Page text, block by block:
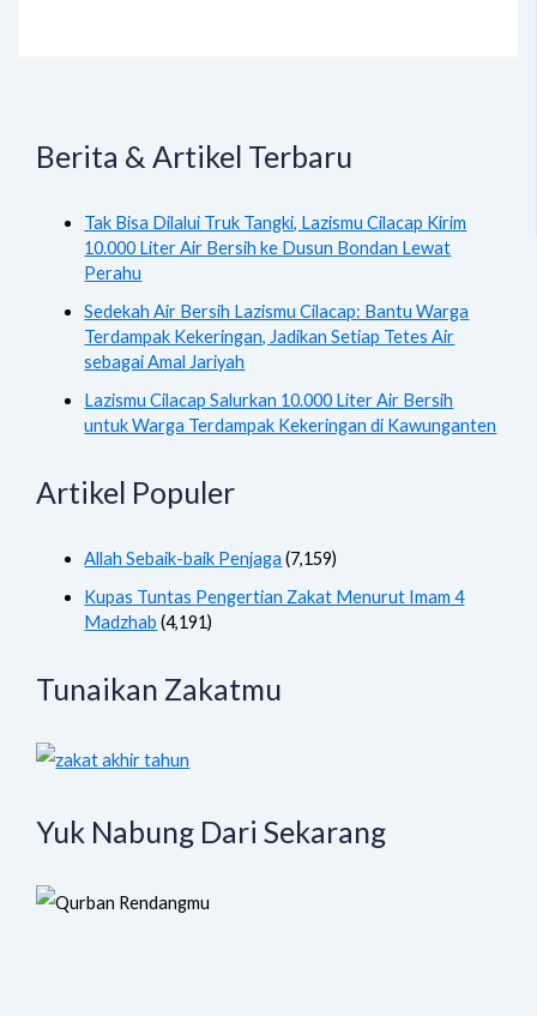
Berita & Artikel Terbaru
Tak Bisa Dilalui Truk Tangki, Lazismu Cilacap Kirim
10.000 Liter Air Bersih ke Dusun Bondan Lewat
Perahu
Sedekah Air Bersih Lazismu Cilacap: Bantu Warga
Terdampak Kekeringan, Jadikan Setiap Tetes Air
sebagai Amal Jariyah
Lazismu Cilacap Salurkan 10.000 Liter Air Bersih
untuk Warga Terdampak Kekeringan di Kawunganten
Artikel Populer
Allah Sebaik-baik Penjaga (7,159)
Kupas Tuntas Pengertian Zakat Menurut Imam 4
Madzhab (4,191)
Tunaikan Zakatmu
Yuk Nabung Dari Sekarang